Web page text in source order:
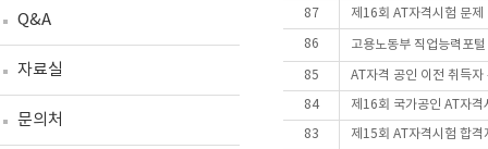
Q&A
자료실
문의처
87 제16회 AT자격시험 문
86 고용노동부 직업능력포
85 AT자격 공인 이전 취득자
84 제16회 국가공인 AT자격
83 제15회 AT자격시험 합격